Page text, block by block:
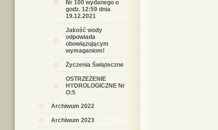
Nr 100 wydanego o
godz. 12:59 dnia
19.12.2021
Jakość wody
odpowiada
obowiązującym
wymaganiom!
Życzenia Świąteczne
OSTRZEŻENIE
HYDROLOGICZNE Nr
O:5
Archiwum 2022
Archiwum 2023